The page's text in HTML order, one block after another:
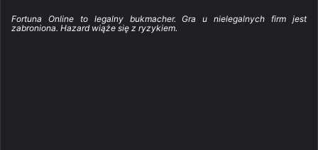
Fortuna Online to legalny bukmacher. Gra u nielegalnych firm jest
zabroniona. Hazard wiąże się z ryzykiem.